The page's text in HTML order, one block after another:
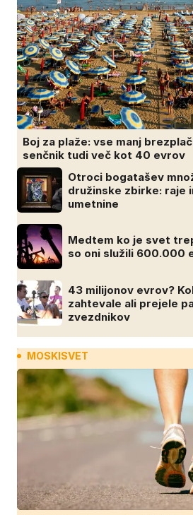
Boj za plaže: vse manj
senčnik tudi več kot 40 evrov
Otroci bogatašev
družinske zbirke: raje
umetnine
Medtem ko je svet
so oni služili 600.000
43 milijonov evrov?
zahtevale ali prejele
zvezdnikov
MOSKISVET